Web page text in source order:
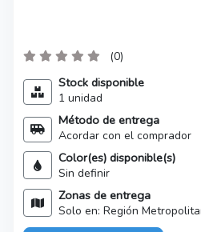
(0)
Stock disponible
1 unidad
Método de entrega
Acordar con el comprador
Color(es) disponible(s)
Sin definir
Zonas de entrega
Solo en: Región